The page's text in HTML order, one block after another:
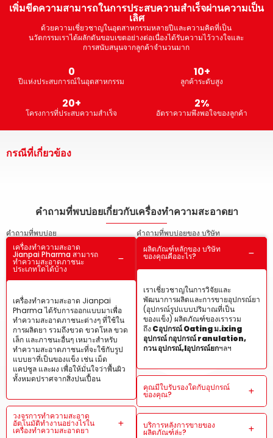
เพิ่มขีดความสามารถในการประสบความสำเร็จผ่านความเป็น
เลิศ
ด้วยความเชี่ยวชาญในอุตสาหกรรมหลายปีและความคิดที่เป็น
นวัตกรรมเราได้ผลักดันขอบเขตอย่างต่อเนื่องได้รับความไว้วางใจและ
การสนับสนุนจากลูกค้าจำนวนมาก
2
ปีแห่งประสบการณ์ในอุตสาหกรรม
106+
ลูกค้าระดับสูง
212+
โครงการที่ประสบความสำเร็จ
20%
อัตราความพึงพอใจของลูกค้า
กรณีที่เกี่ยวข้อง
คำถามที่พบบ่อยเกี่ยวกับเครื่องทำความสะอาดยา
คำถามที่พบบ่อย
เครื่องทำความสะอาด
Jianpai Pharma สามารถ
ทำความสะอาดภาชนะ
ประเภทใดได้บ้าง
เครื่องทำความสะอาด Jianpai
Pharma ได้รับการออกแบบมาเพื่อ
ทำความสะอาดภาชนะต่างๆ ที่ใช้ใน
การผลิตยา รวมถึงขวด ขวดโหล ขวด
เล็ก และภาชนะอื่นๆ เหมาะสำหรับ
ทำความสะอาดภาชนะที่จะใช้กับรูป
แบบยาที่เป็นของแข็ง เช่น เม็ด
แคปซูล และผง เพื่อให้มั่นใจว่าพื้นผิว
ทั้งหมดปราศจากสิ่งปนเปื้อน
วงจรการทำความสะอาด
อัตโนมัติทำงานอย่างไรใน
เครื่องทำความสะอาดยา
คำถามที่พบบ่อยของ บริษัท
ผลิตภัณฑ์หลักของ บริษัท
ของคุณคืออะไร?
เราเชี่ยวชาญในการวิจัยและ
พัฒนาการผลิตและการขายอุปกรณ์ยา
(อุปกรณ์รูปแบบปริมาณที่เป็น
ของแข็ง) ผลิตภัณฑ์ของเรารวม
ถึง Cอุปกรณ์ Oatingม.ixing
อุปกรณ์กอุปกรณ์ ranulation,
กวนอุปกรณ์,lอุปกรณ์ยกฯลฯ
คุณมีใบรับรองใดกับอุปกรณ์
ของคุณ?
บริการหลังการขายของ
ผลิตภัณฑ์ล่ะ?